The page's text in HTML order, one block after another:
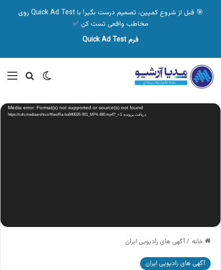
🎯 قبل از شروع کمپین، تصمیم درست بگیر! با Quick Ad Test روی
مخاطب واقعی تست کن ✅
فرم Quick Ad Test
تغییر پوسته
نمایشگر
ویدیو Media error: Format(s) not supported or source(s) not found
دریافت پرونده: https://cdn.mediaarshiv.ir/files/Ra-ba940026-001_MP4-480.mp4?_=1
خانه /آگهی های رادیویی ایران
آگهی های رادیویی ایران